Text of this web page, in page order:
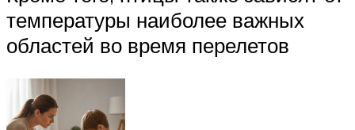
температуры наиболее важных
областей во время перелетов